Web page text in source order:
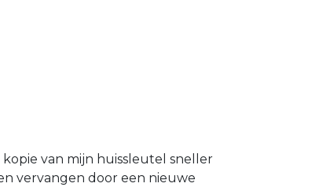
van mijn huissleutel sneller
vervangen door een nieuwe